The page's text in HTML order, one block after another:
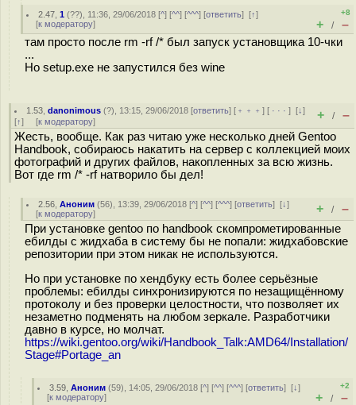
2.47 ,1 (??), 11:36, 29/06/2018 [^] [^^] [^^^] [ответить][↑]
[к модератору]
+8
+ / –
там просто после rm -rf /* был запуск установщика 10-чки
...
Но setup.exe не запустился без wine
1.53 ,danonimous (?), 13:15, 29/06/2018 [ответить] [ ﹢﹢﹢] [ · · ·][↓]
[↑] [к модератору] + / –
Жесть, вообще. Как раз читаю уже несколько дней Gentoo
Handbook, собираюсь накатить на сервер с коллекцией моих
фотографий и других файлов, накопленных за всю жизнь.
Вот где rm /* -rf натворило бы дел!
2.56 ,Аноним (56), 13:39, 29/06/2018 [^] [^^] [^^^] [ответить][↓]
[к модератору] + / –
При установке gentoo по handbook скомпрометированные
ебилды с жидхаба в систему бы не попали: жидхабовские
репозитории при этом никак не используются.
Но при установке по хендбуку есть более серьёзные
проблемы: ебилды синхронизируются по незащищённому
протоколу и без проверки целостности, что позволяет их
незаметно подменять на любом зеркале. Разработчики
давно в курсе, но молчат.
https://wiki.gentoo.org/wiki/Handbook_Talk:AMD64/Installation/
Stage#Portage_an
3.59 ,Аноним (59), 14:05, 29/06/2018 [^] [^^] [^^^] [ответить][↓]
[к модератору]
+2
+ / –